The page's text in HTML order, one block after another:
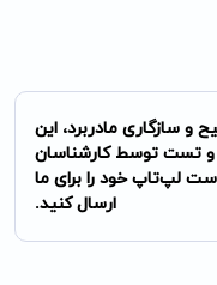
و سازگاری مادربرد، این
تست توسط کارشناسان
لپ‌تاپ خود را برای ما
ارسال کنید.